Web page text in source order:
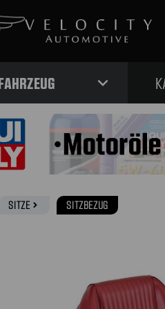
expand_more
SITZE navigate_next SITZBEZUG